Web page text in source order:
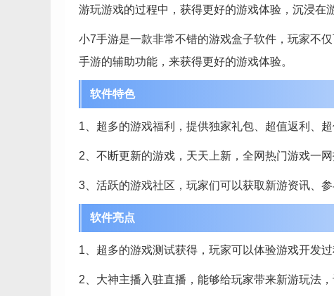
游玩游戏的过程中，获得更好的游戏体验，沉浸在
小7手游是一款非常不错的游戏盒子软件，玩家不
手游的辅助功能，来获得更好的游戏体验。
软件特色
1、超多的游戏福利，提供独家礼包、超值返利、
2、不断更新的游戏，天天上新，全网热门游戏一
3、活跃的游戏社区，玩家们可以获取新游资讯、
软件亮点
1、超多的游戏测试获得，玩家可以体验游戏开发
2、大神主播入驻直播，能够给玩家带来新游玩法